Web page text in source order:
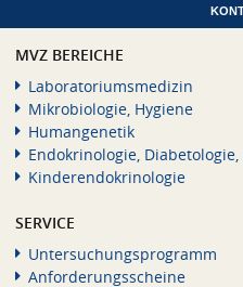
MVZ BEREICHE
Laboratoriumsmedizin
Mikrobiologie, Hygiene
Humangenetik
Endokrinologie,
Kinderendokrinologie
SERVICE
Untersuchungsprogramm
Anforderungsscheine